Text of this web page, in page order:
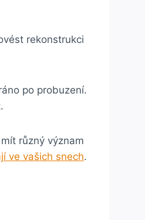
rekonstrukci
po probuzení.
různý význam
ve vašich snech.